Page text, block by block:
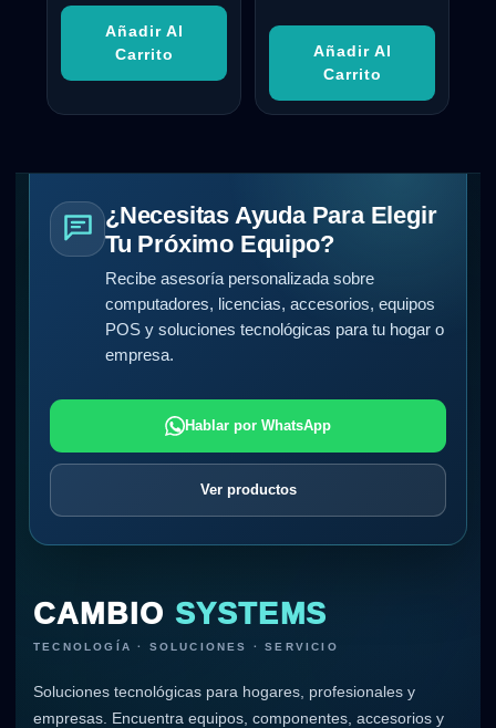
Añadir Al
Carrito
Añadir Al
Carrito
¿Necesitas Ayuda Para Elegir
Tu Próximo Equipo?
Recibe asesoría personalizada sobre
computadores, licencias, accesorios, equipos
POS y soluciones tecnológicas para tu hogar o
empresa.
Hablar por WhatsApp
Ver productos
CAMBIO SYSTEMS
TECNOLOGÍA · SOLUCIONES · SERVICIO
Soluciones tecnológicas para hogares, profesionales y
empresas. Encuentra equipos, componentes, accesorios y